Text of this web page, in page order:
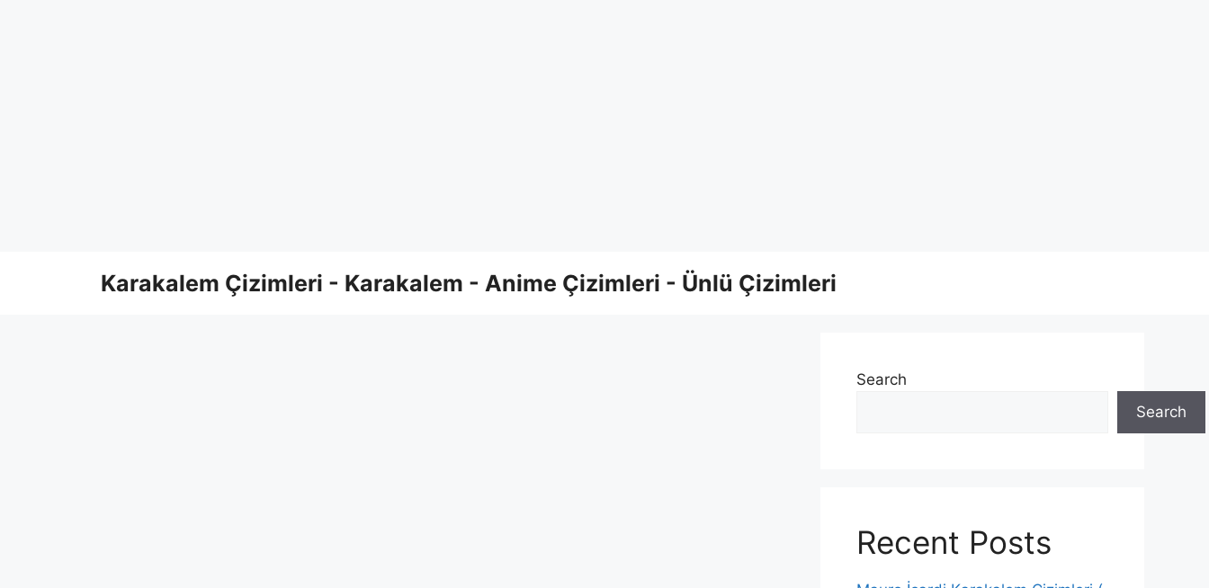
Karakalem Çizimleri - Karakalem - Anime Çizimleri - Ünlü Çizimleri
Search
Search
Recent Posts